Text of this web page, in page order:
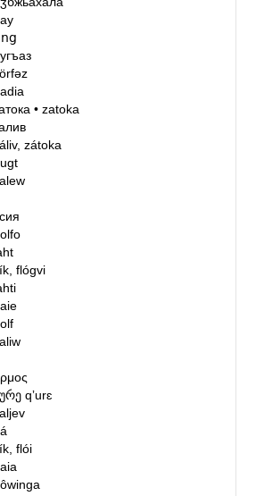
• zatoka
zátoka
flógvi
qʼurɛ
flói